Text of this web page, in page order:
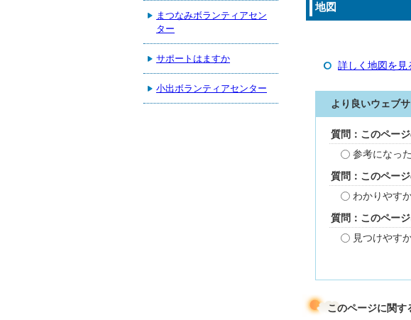
地図
詳しく地図を見
より良いウェブ
質問：このペー
参考になった
質問：このペー
わかりやす
質問：このペー
見つけやす
このページに関す
まつなみボランティアセン
ター
サポートはますか
小出ボランティアセンター